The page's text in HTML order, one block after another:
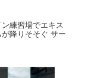
練習場でエキス
降りそそぐ サー